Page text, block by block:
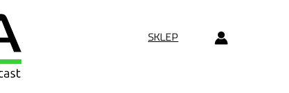
SKLEP